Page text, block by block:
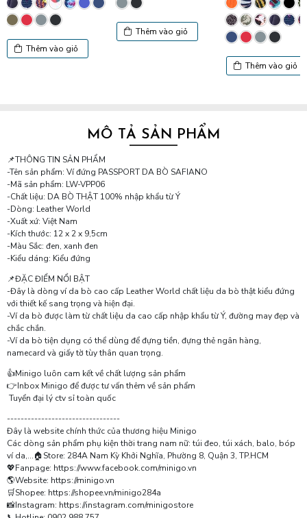
Thêm vào giỏ
Thêm vào giỏ
Thêm vào giỏ
MÔ TẢ SẢN PHẨM
📌THÔNG TIN SẢN PHẨM
-Tên sản phẩm: Ví đứng PASSPORT DA BÒ SAFIANO
-Mã sản phẩm: LW-VPP06
-Chất liệu: DA BÒ THẬT 100% nhập khẩu từ Ý
-Dòng: Leather World
-Xuất xứ: Việt Nam
-Kích thước: 12 x 2 x 9,5cm
-Màu Sắc: đen, xanh đen
-Kiểu dáng: Kiểu đứng
📌ĐẶC ĐIỂM NỔI BẬT
-Đây là dòng ví da bò cao cấp Leather World chất liệu da bò thật kiểu đứng
với thiết kế sang trọng và hiện đại.
-Ví da bò được làm từ chất liệu da cao cấp nhập khẩu từ Ý, đường may đẹp và
chắc chắn.
-Ví da bò tiện dụng có thể dùng để đựng tiền, đựng thẻ ngân hàng,
namecard và giấy tờ tùy thân quan trọng.
👍Minigo luôn cam kết về chất lượng sản phẩm
👉Inbox Minigo để được tư vấn thêm về sản phẩm
Tuyển đại lý ctv sỉ toàn quốc
---------------------------------
Đây là website chính thức của thương hiệu Minigo
Các dòng sản phẩm phụ kiện thời trang nam nữ: túi đeo, túi xách, balo, bóp
ví da,...🏠Store: 284A Nam Kỳ Khởi Nghĩa, Phường 8, Quận 3, TP.HCM
💖Fanpage: https://www.facebook.com/minigo.vn
🌎Website: https://minigo.vn
🛒Shopee: https://shopee.vn/minigo284a
📸Instagram: https://instagram.com/minigostore